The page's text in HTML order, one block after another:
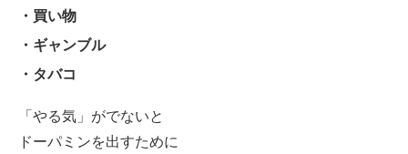
・買い物
・ギャンブル
・タバコ
「やる気」がでないと
ドーパミンを出すために